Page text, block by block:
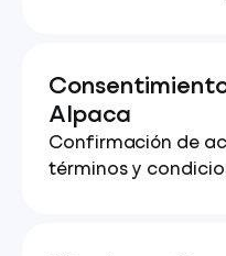
Alpaca
Confirmación de
términos y